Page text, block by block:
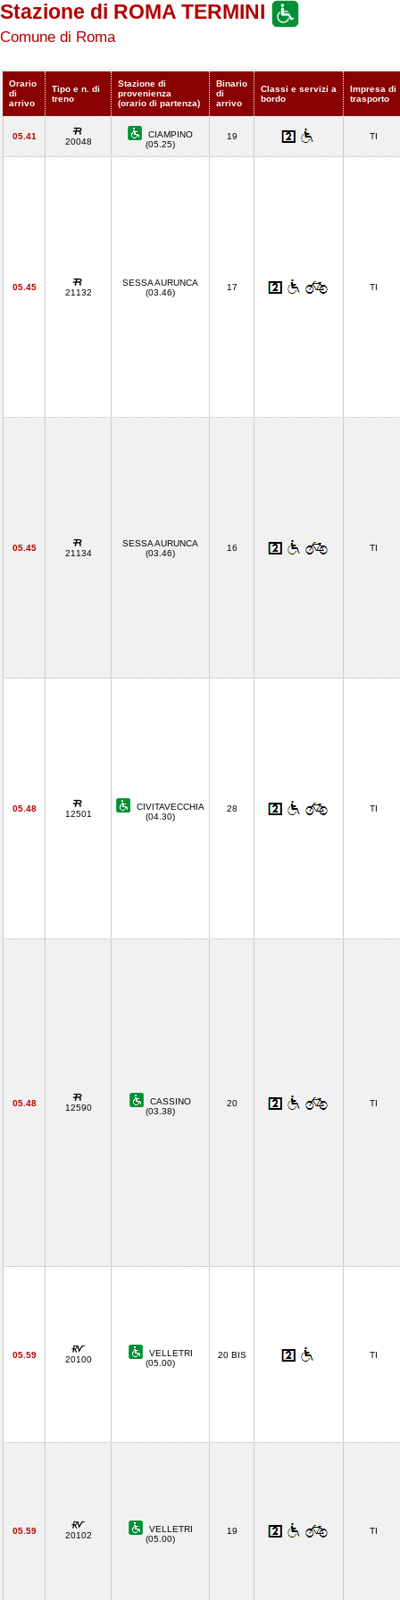
Stazione di ROMA TERMINI
Comune di Roma
Orario
di
arrivo
Tipo e n. di
treno
Stazione di
provenienza
(orario di partenza)
Binario
di
arrivo
Classi e servizi a
bordo
Impresa di
trasporto
05.41
20048
CIAMPINO
(05.25)
19 TI
05.45
21132
SESSA AURUNCA
(03.46)
17 TI
05.45
21134
SESSA AURUNCA
(03.46)
16 TI
05.48
12501
CIVITAVECCHIA
(04.30)
28 TI
05.48 12590
CASSINO
(03.38)
20 TI
05.59 20100
VELLETRI
(05.00)
20 BIS TI
05.59 20102
VELLETRI
(05.00)
19 TI